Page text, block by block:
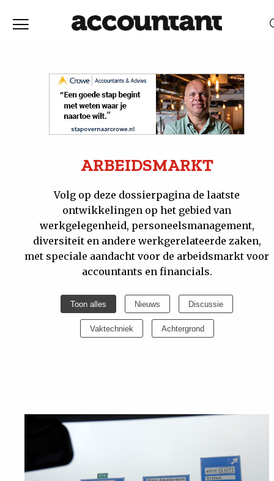
Vaktechniek
Achtergrond
Tuchtrecht
Magazine
ARBEIDSMARKT
Volg op deze dossierpagina de laatste
ontwikkelingen op het gebied van
werkgelegenheid, personeelsmanagement,
diversiteit en andere werkgerelateerde zaken,
met speciale aandacht voor de arbeidsmarkt voor
accountants en financials.
Toon alles Nieuws Discussie
Vaktechniek Achtergrond
RELEVANTIEDATUM